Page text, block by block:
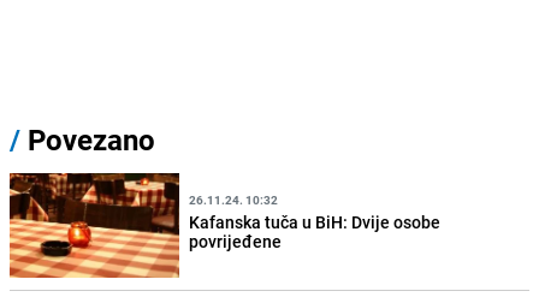
/ Povezano
26.11.24. 10:32
Kafanska tuča u BiH: Dvije osobe
povrijeđene